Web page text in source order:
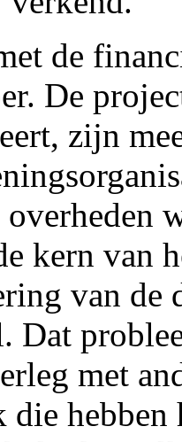
de
De
zijn
overheden
kern van
van de
Dat
met
die